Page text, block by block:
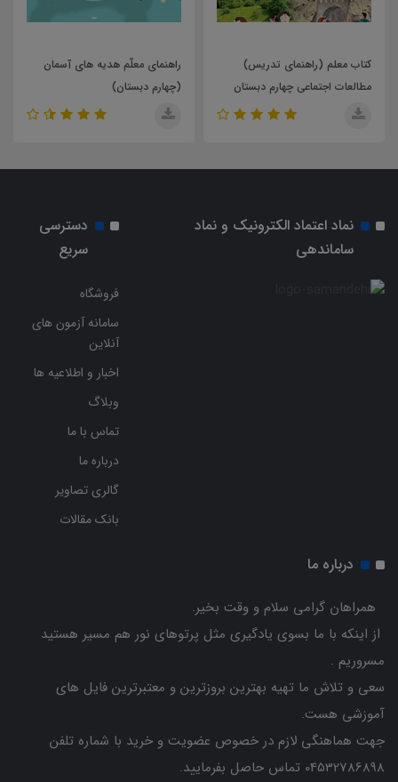
(راهنمای تدریس)
چهارم دبستان
راهنمای معلّم هدیه های آسمان
(چهارم دبستان)
کتاب معلم
نماد اعتماد الکترونیک و نماد
ساماندهی
دسترسی
سریع
فروشگاه
سامانه آزمون های
آنلاین
اخبار و اطلاعیه ها
وبلاگ
تماس با ما
درباره ما
گالری تصاویر
بانک مقالات
درباره ما
همراهان گرامی سلام و وقت بخیر.
از اینکه با ما بسوی یادگیری مثل پرتوهای نور هم مسیر هستید
مسروریم .
سعی و تلاش ما تهیه بهترین بروزترین و معتبرترین فایل های
آموزشی هست.
جهت هماهنگی لازم در خصوص عضویت و خرید با شماره تلفن
04532786898 تماس حاصل بفرمایید.